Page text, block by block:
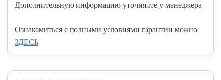
Дополнительную информацию уточняйте у менеджера
Ознакомиться с полными условиями гарантии можно
ЗДЕСЬ